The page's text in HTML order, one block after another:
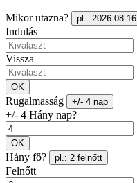
Mikor utazna? pl.: 2026-08-16
Indulás
Vissza
OK
Rugalmasság +/- 4 nap
+/- 4 Hány nap?
OK
Hány fő? pl.: 2 felnőtt
Felnőtt